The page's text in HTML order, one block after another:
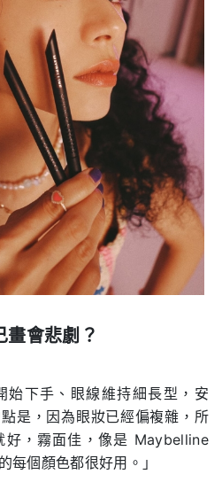
畫會悲劇？
始下手、眼線維持細長型，安
是，因為眼妝已經偏複雜，所
好，霧面佳，像是 Maybelline
每個顏色都很好用。」